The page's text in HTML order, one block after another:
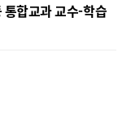
합교과 교수-학습